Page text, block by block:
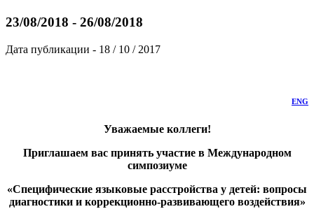
23/08/2018 - 26/08/2018
Дата публикации - 18 / 10 / 2017
ENG
Уважаемые коллеги!
Приглашаем вас принять участие в Международном
симпозиуме
«Специфические языковые расстройства у детей: вопросы
диагностики и коррекционно-развивающего воздействия»